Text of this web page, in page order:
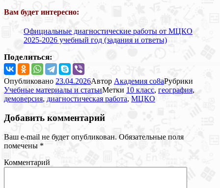
Вам будет интересно:
Официальные диагностические работы от МЦКО
2025-2026 учебный год (задания и ответы)
Поделиться:
Опубликовано 23.04.2026Автор Академия co8aРубрики
Учебные материалы и статьиМетки 10 класс, география,
демоверсия, диагностическая работа, МЦКО
Добавить комментарий
Ваш e-mail не будет опубликован. Обязательные поля
помечены *
Комментарий